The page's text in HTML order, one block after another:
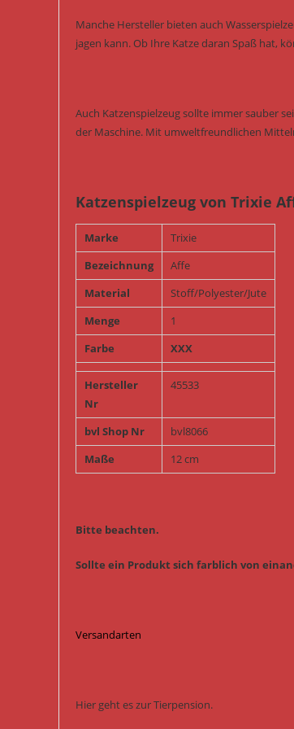
Manche Hersteller bieten auch
jagen kann. Ob Ihre Katze daran Spaß hat,
Auch Katzenspielzeug sollte immer sauber
der Maschine. Mit umweltfreundlichen
Katzenspielzeug von Trixie
Marke
Trixie
Bezeichnung
Affe
Material
Stoff/Polyester/Jute
Menge
1
Farbe
XXX
Hersteller
Nr
45533
bvl Shop Nr
bvl8066
Maße
12 cm
Bitte beachten.
Sollte ein Produkt sich farblich von
Versandarten
Hier geht es zur Tierpension.